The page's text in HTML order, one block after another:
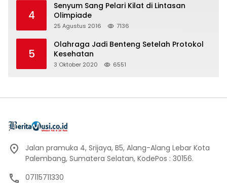
4
Senyum Sang Pelari Kilat di Lintasan
Olimpiade
25 Agustus 2016 7136
5
Olahraga Jadi Benteng Setelah Protokol
Kesehatan
3 Oktober 2020 6551
Jalan pramuka 4, Srijaya, B5, Alang-Alang Lebar Kota
Palembang, Sumatera Selatan, KodePos : 30156.
07115711330